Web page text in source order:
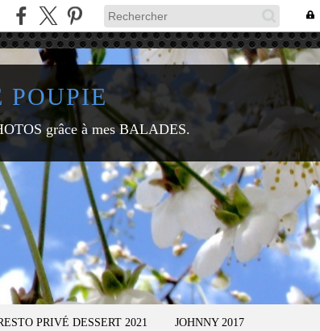
POUPIE
grâce à mes BALADES.
PRIVÉ DESSERT 2021 JOHNNY 2017